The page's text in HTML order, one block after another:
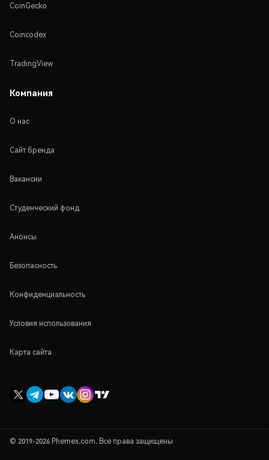
CoinGecko
Coincodex
TradingView
Компания
О нас
Сайт бренда
Вакансии
Студенческий фонд
Анонсы
Безопасность
Конфиденциальность
Условия использования
Карта сайта
© 2019-2026 Phemex.com. Все права защищены